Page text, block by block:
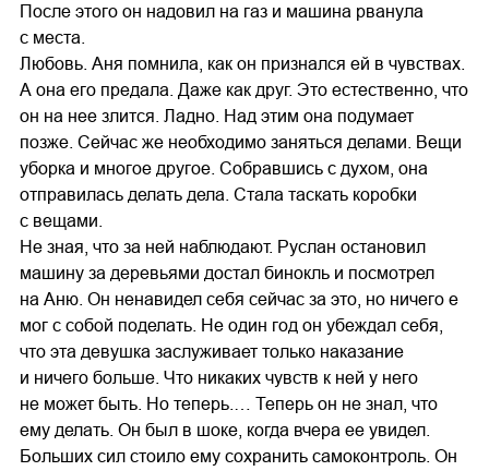
После этого он надовил на газ и машина рванула
с места.
Любовь. Аня помнила, как он признался ей в чувствах.
А она его предала. Даже как друг. Это естественно, что
он на нее злится. Ладно. Над этим она подумает
позже. Сейчас же необходимо заняться делами. Вещи
уборка и многое другое. Собравшись с духом, она
отправилась делать дела. Стала таскать коробки
с вещами.
Не зная, что за ней наблюдают. Руслан остановил
машину за деревьями достал бинокль и посмотрел
на Аню. Он ненавидел себя сейчас за это, но ничего е
мог с собой поделать. Не один год он убеждал себя,
что эта девушка заслуживает только наказание
и ничего больше. Что никаких чувств к ней у него
не может быть. Но теперь.… Теперь он не знал, что
ему делать. Он был в шоке, когда вчера ее увидел.
Больших сил стоило ему сохранить самоконтроль. Он